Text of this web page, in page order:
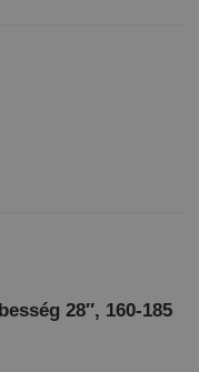
28″, 160-185